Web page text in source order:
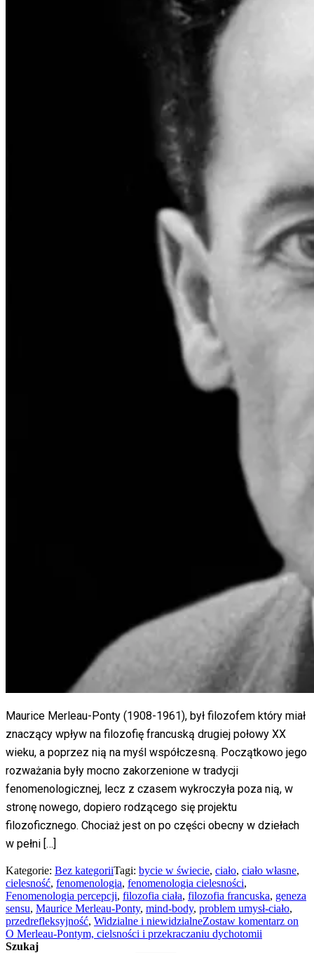
Maurice Merleau-Ponty (1908-1961), był filozofem który miał
znaczący wpływ na filozofię francuską drugiej połowy XX
wieku, a poprzez nią na myśl współczesną. Początkowo jego
rozważania były mocno zakorzenione w tradycji
fenomenologicznej, lecz z czasem wykroczyła poza nią, w
stronę nowego, dopiero rodzącego się projektu
filozoficznego. Chociaż jest on po części obecny w dziełach
w pełni […]
Kategorie: Bez kategoriiTagi: bycie w świecie, ciało, ciało własne,
cielesność, fenomenologia, fenomenologia cielesności,
Fenomenologia percepcji, filozofia ciała, filozofia francuska, geneza
sensu, Maurice Merleau-Ponty, mind-body, problem umysł-ciało,
przedrefleksyjność, Widzialne i niewidzialneZostaw komentarz on
O Merleau-Pontym, cielsności i przekraczaniu dychotomii
Szukaj